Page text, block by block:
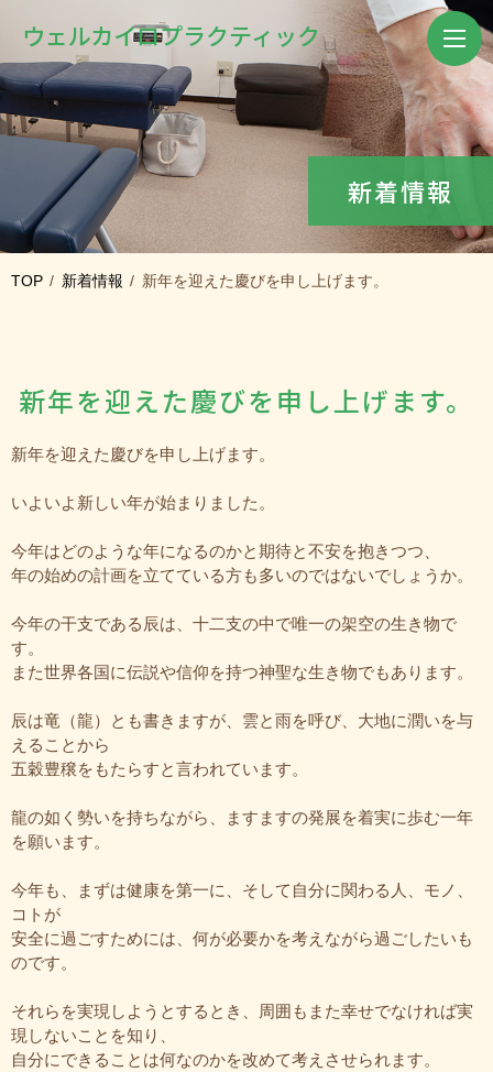
ウェルカイロプラクティック
新着情報
TOP 新着情報 新年を迎えた慶びを申し上げます。
新年を迎えた慶びを申し上げます。
新年を迎えた慶びを申し上げます。
いよいよ新しい年が始まりました。
今年はどのような年になるのかと期待と不安を抱きつつ、
年の始めの計画を立てている方も多いのではないでしょうか。
今年の干支である辰は、十二支の中で唯一の架空の生き物で
す。
また世界各国に伝説や信仰を持つ神聖な生き物でもあります。
辰は竜（龍）とも書きますが、雲と雨を呼び、大地に潤いを与
えることから
五穀豊穣をもたらすと言われています。
龍の如く勢いを持ちながら、ますますの発展を着実に歩む一年
を願います。
今年も、まずは健康を第一に、そして自分に関わる人、モノ、
コトが
安全に過ごすためには、何が必要かを考えながら過ごしたいも
のです。
それらを実現しようとするとき、周囲もまた幸せでなければ実
現しないことを知り、
自分にできることは何なのかを改めて考えさせられます。